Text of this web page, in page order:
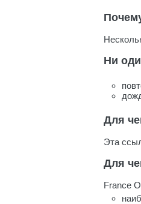
Ни
Для
Эта
Для
France